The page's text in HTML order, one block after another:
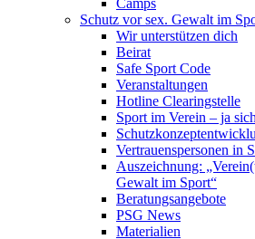
Schutz vor sex. Gewalt im
Wir unterstützen dich
Beirat
Safe Sport Code
Veranstaltungen
Hotline Clearingstelle
Sport im Verein – ja
Vertrauenspersonen in
Auszeichnung:
Gewalt im Sport“
Beratungsangebote
PSG News
Materialien